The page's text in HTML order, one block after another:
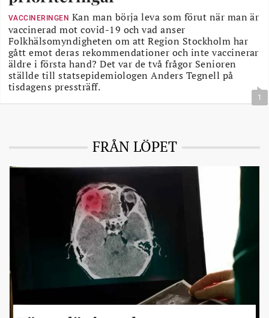
VACCINERINGEN Kan man börja leva som förut när man är
vaccinerad mot covid-19 och vad anser
Folkhälsomyndigheten om att Region Stockholm har
gått emot deras rekommendationer och inte vaccinerar
äldre i första hand? Det var de två frågor Senioren
ställde till statsepidemiologen Anders Tegnell på
tisdagens pressträff.
1
FRÅN LÖPET